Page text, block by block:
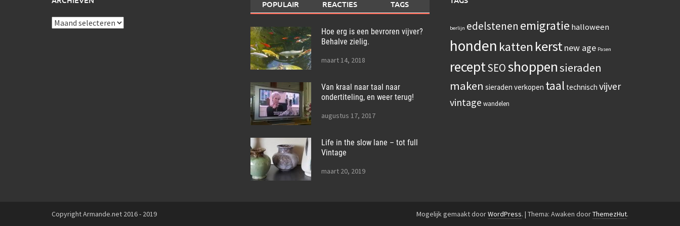
Archieven
POPULAIR REACTIES TAGS
Hoe erg is een bevroren vijver?
Behalve zielig.
maart 14, 2018
Van kraal naar taal naar
ondertiteling, en weer terug!
augustus 17, 2017
Life in the slow lane – tot full
Vintage
maart 20, 2019
berlijn edelstenen emigratie halloween
honden katten kerstnew age Pasen
receptSEOshoppensieraden
maken sieraden verkopen taal technisch vijver
vintage wandelen
Copyright Armande.net 2016 - 2019 Mogelijk gemaakt doorWordPress. | Thema: Awaken doorThemezHut.